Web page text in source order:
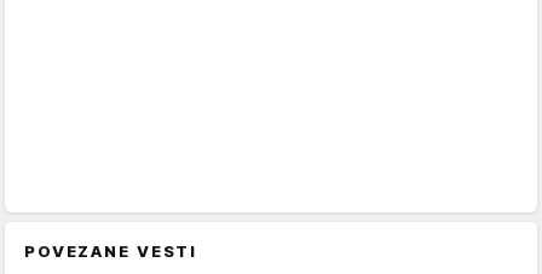
POVEZANE VESTI